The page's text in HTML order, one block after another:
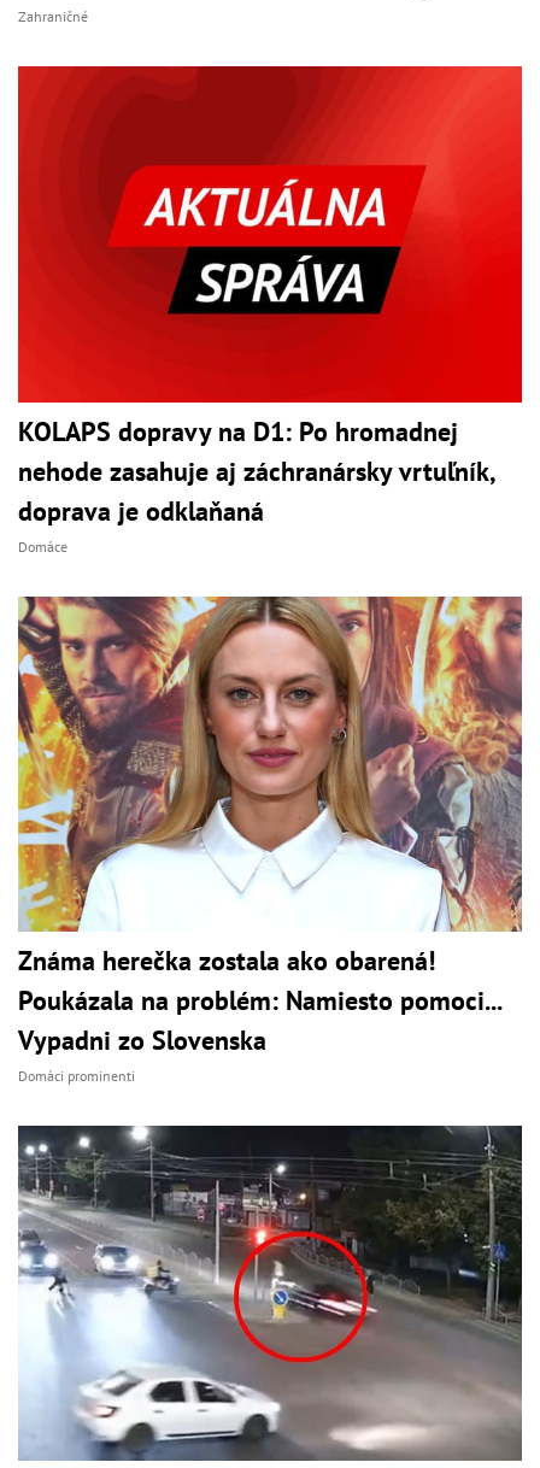
Zahraničné
KOLAPS dopravy na D1: Po hromadnej
nehode zasahuje aj záchranársky vrtuľník,
doprava je odklaňaná
Domáce
Známa herečka zostala ako obarená!
Poukázala na problém: Namiesto pomoci...
Vypadni zo Slovenska
Domáci prominenti